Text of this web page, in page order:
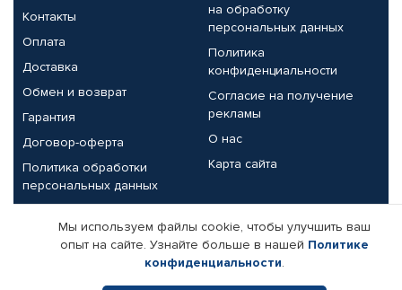
Контакты
Оплата
Доставка
Обмен и возврат
Гарантия
Договор-оферта
Политика обработки
персональных данных
на обработку
персональных данных
Политика
конфиденциальности
Согласие на получение
рекламы
О нас
Карта сайта
Партнерам
Корпоративным клиентам
Поставщикам
Реквизиты компании
Мы используем файлы cookie, чтобы улучшить ваш
опыт на сайте. Узнайте больше в нашей Политике
конфиденциальности.